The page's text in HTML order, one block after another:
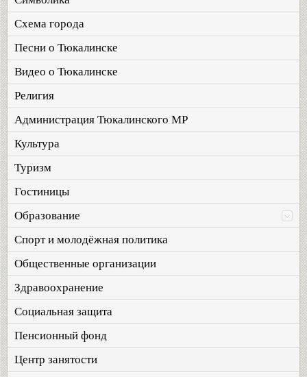
Схема города
Песни о Тюкалинске
Видео о Тюкалинске
Религия
Администрация Тюкалинского МР
Культура
Туризм
Гостиницы
Образование
Спорт и молодёжная политика
Общественные организации
Здравоохранение
Социальная защита
Пенсионный фонд
Центр занятости